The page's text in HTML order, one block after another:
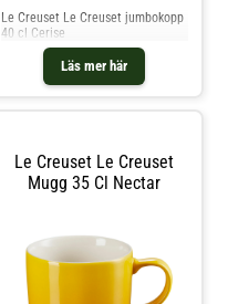
Läs mer här
Le Creuset Le Creuset jumbokopp
40 cl Cerise
Le Creuset Le Creuset
Mugg 35 Cl Nectar